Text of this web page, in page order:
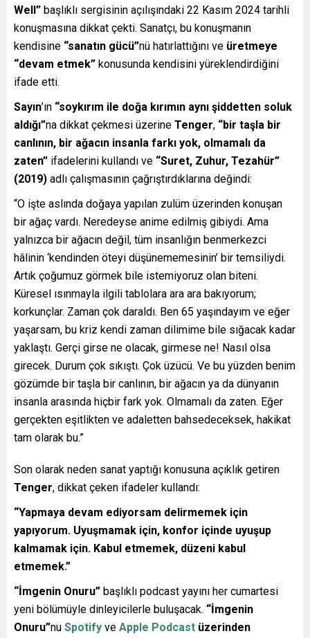
Well” başlıklı sergisinin açılışındaki 22 Kasım 2024 tarihli
konuşmasına dikkat çekti. Sanatçı, bu konuşmanın
kendisine “sanatın gücü”nü hatırlattığını ve üretmeye
“devam etmek” konusunda kendisini yüreklendirdiğini
ifade etti.
Sayın’ın “soykırım ile doğa kırımın aynı şiddetten soluk
aldığı”na dikkat çekmesi üzerine Tenger, “bir taşla bir
canlının, bir ağacın insanla farkı yok, olmamalı da
zaten” ifadelerini kullandı ve “Suret, Zuhur, Tezahür”
(2019) adlı çalışmasının çağrıştırdıklarına değindi:
“O işte aslında doğaya yapılan zulüm üzerinden konuşan
bir ağaç vardı. Neredeyse anime edilmiş gibiydi. Ama
yalnızca bir ağacın değil, tüm insanlığın benmerkezci
hâlinin ‘kendinden öteyi düşünememesinin’ bir temsiliydi.
Artık çoğumuz görmek bile istemiyoruz olan biteni.
Küresel ısınmayla ilgili tablolara ara ara bakıyorum;
korkunçlar. Zaman çok daraldı. Ben 65 yaşındayım ve eğer
yaşarsam, bu kriz kendi zaman dilimime bile sığacak kadar
yaklaştı. Gerçi girse ne olacak, girmese ne! Nasıl olsa
girecek. Durum çok sıkıştı. Çok üzücü. Ve bu yüzden benim
gözümde bir taşla bir canlının, bir ağacın ya da dünyanın
insanla arasında hiçbir fark yok. Olmamalı da zaten. Eğer
gerçekten eşitlikten ve adaletten bahsedeceksek, hakikat
tam olarak bu.”
Son olarak neden sanat yaptığı konusuna açıklık getiren
Tenger, dikkat çeken ifadeler kullandı:
“Yapmaya devam ediyorsam delirmemek için
yapıyorum. Uyuşmamak için, konfor içinde uyuşup
kalmamak için. Kabul etmemek, düzeni kabul
etmemek.”
“İmgenin Onuru” başlıklı podcast yayını her cumartesi
yeni bölümüyle dinleyicilerle buluşacak. “İmgenin
Onuru”nu Spotify ve Apple Podcast üzerinden